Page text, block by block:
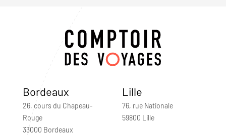
Bordeaux
26, cours du Chapeau-
Rouge
33000 Bordeaux
Lille
76, rue Nationale
59800 Lille